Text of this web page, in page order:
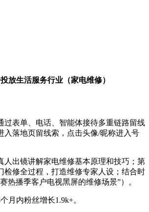
放生活服务行业（家电维修）
表单、电话、智能体接待多重链路留线
入落地页留线索，点击头像/昵称进入号
出镜讲解家电维修基本原理和技巧；第
检修全过程，打造维修专家人设；结合时
热播季客户电视黑屏的维修场景”）。
月内粉丝增长1.9k+。